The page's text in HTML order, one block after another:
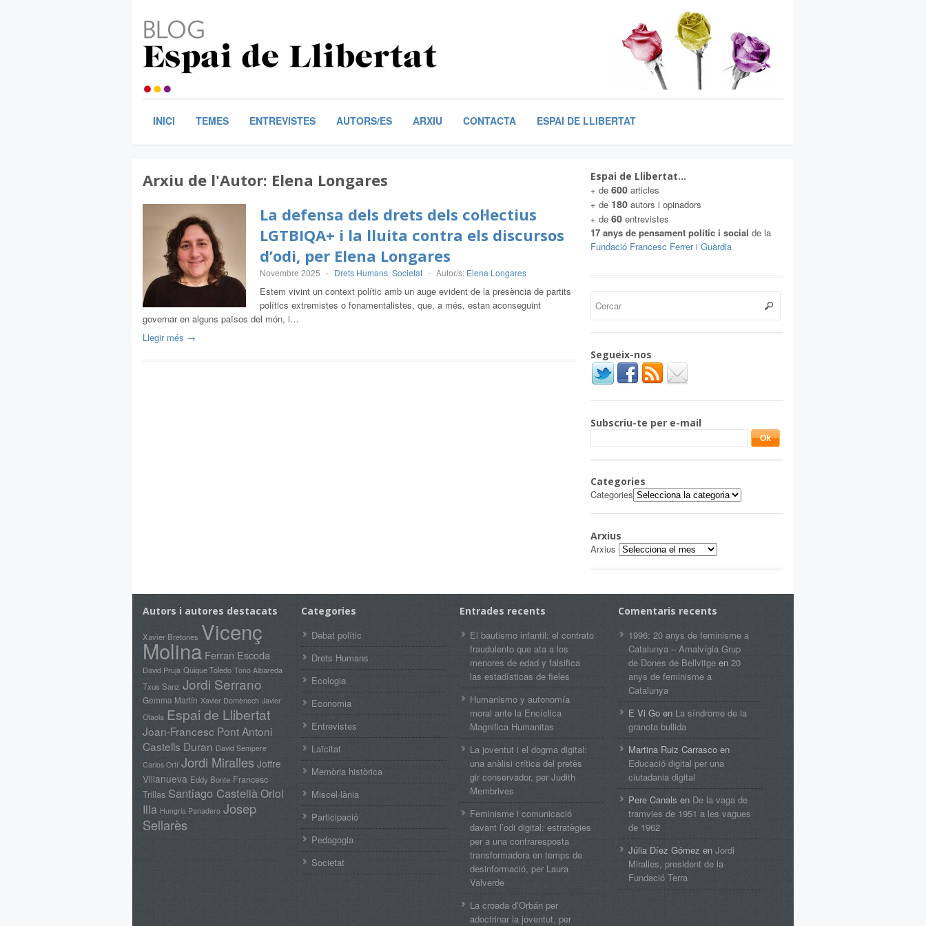
INICI TEMES ENTREVISTES AUTORS/ES ARXIU CONTACTA ESPAI DE LLIBERTAT
Arxiu de l'Autor: Elena Longares
La defensa dels drets dels col·lectius
LGTBIQA+ i la lluita contra els discursos
d’odi, per Elena Longares
Novembre 2025 - Drets Humans, Societat - Autor/s: Elena Longares
Estem vivint un context polític amb un auge evident de la presència de partits
polítics extremistes o fonamentalistes, que, a més, estan aconseguint
governar en alguns països del món, i…
Llegir més →
Espai de Llibertat…
+ de 600 articles
+ de 180 autors i opinadors
+ de 60 entrevistes
17 anys de pensament polític i social de la
Fundació Francesc Ferrer i Guàrdia
Segueix-nos
Subscriu-te per e-mail
Categories
Categories
Arxius
Arxius
Autors i autores destacats
Xavier Bretones Vicenç
Molina Ferran Escoda
David Prujà Quique Toledo Tono Albareda
Txus Sanz Jordi Serrano
Gemma Martín Xavier Domènech Javier
Otaola Espai de Llibertat
Joan-Francesc Pont Antoni
Castells Duran David Sempere
Carlos Ortí Jordi Miralles Joffre
Villanueva Eddy Bonte Francesc
Trillas Santiago CastellàOriol
Illa Hungria Panadero Josep
Sellarès
Categories
Debat polític
Drets Humans
Ecologia
Economia
Entrevistes
Laïcitat
Memòria històrica
Miscel·lània
Participació
Pedagogia
Societat
Entrades recents
El bautismo infantil: el contrato
fraudulento que ata a los
menores de edad y falsifica
las estadísticas de fieles
Humanismo y autonomía
moral ante la Encíclica
Magnifica Humanitas
La joventut i el dogma digital:
una anàlisi crítica del pretès
gir conservador, per Judith
Membrives
Feminisme i comunicació
davant l’odi digital: estratègies
per a una contraresposta
transformadora en temps de
desinformació, per Laura
Valverde
La croada d’Orbán per
adoctrinar la joventut, per
Comentaris recents
1996: 20 anys de feminisme a
Catalunya – Amalvígia Grup
de Dones de Bellvitge en 20
anys de feminisme a
Catalunya
E Vi Go en La síndrome de la
granota bullida
Martina Ruiz Carrasco en
Educació digital per una
ciutadania digital
Pere Canals en De la vaga de
tramvies de 1951 a les vagues
de 1962
Júlia Díez Gómez en Jordi
Miralles, president de la
Fundació Terra